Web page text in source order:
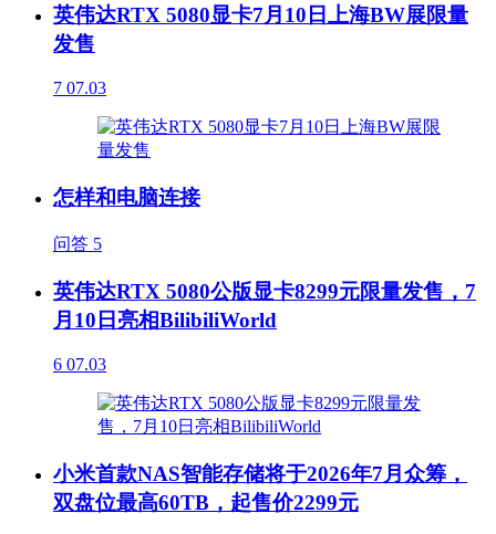
英伟达RTX 5080显卡7月10日上海BW展限量
发售
7 07.03
怎样和电脑连接
问答 5
英伟达RTX 5080公版显卡8299元限量发售，7
月10日亮相BilibiliWorld
6 07.03
小米首款NAS智能存储将于2026年7月众筹，
双盘位最高60TB，起售价2299元